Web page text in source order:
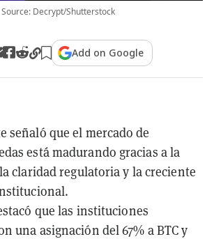
Source: Decrypt/Shutterstock
Add on Google
señaló que el mercado de
está madurando gracias a la
claridad regulatoria y la creciente
que las instituciones
una asignación del 67% a BTC y